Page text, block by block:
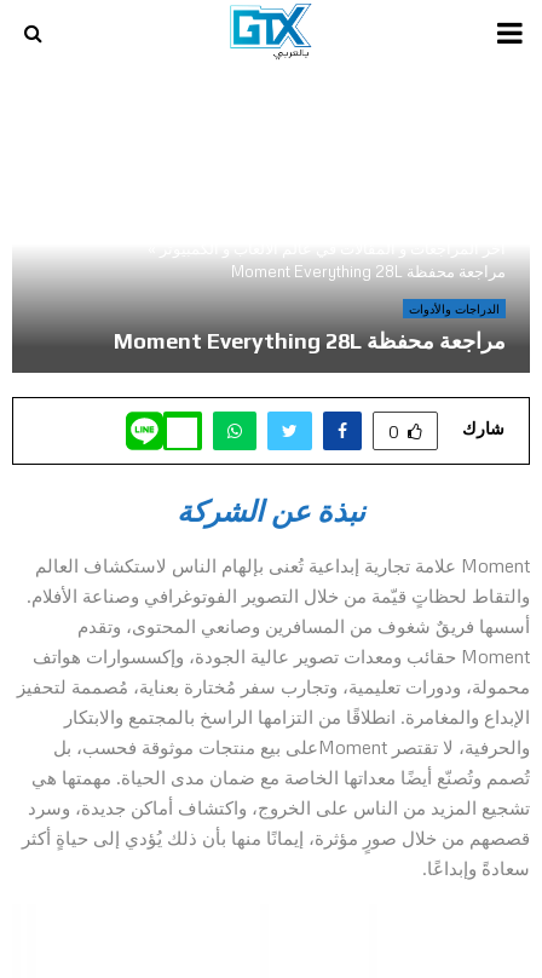
PRIMARY
مراجعة محفظة Moment Everything 28L
الدراجات والأدوات
مراجعة محفظة Moment Everything 28L
شارك 0
نبذة عن الشركة
Moment علامة تجارية إبداعية تُعنى بإلهام الناس لاستكشاف العالم
والتقاط لحظاتٍ قيّمة من خلال التصوير الفوتوغرافي وصناعة الأفلام.
أسسها فريقٌ شغوف من المسافرين وصانعي المحتوى، وتقدم
Moment حقائب ومعدات تصوير عالية الجودة، وإكسسوارات هواتف
محمولة، ودورات تعليمية، وتجارب سفر مُختارة بعناية، مُصممة لتحفيز
الإبداع والمغامرة. انطلاقًا من التزامها الراسخ بالمجتمع والابتكار
والحرفية، لا تقتصر Momentعلى بيع منتجات موثوقة فحسب، بل
تُصمم وتُصنّع أيضًا معداتها الخاصة مع ضمان مدى الحياة. مهمتها هي
تشجيع المزيد من الناس على الخروج، واكتشاف أماكن جديدة، وسرد
قصصهم من خلال صورٍ مؤثرة، إيمانًا منها بأن ذلك يُؤدي إلى حياةٍ أكثر
سعادةً وإبداعًا.